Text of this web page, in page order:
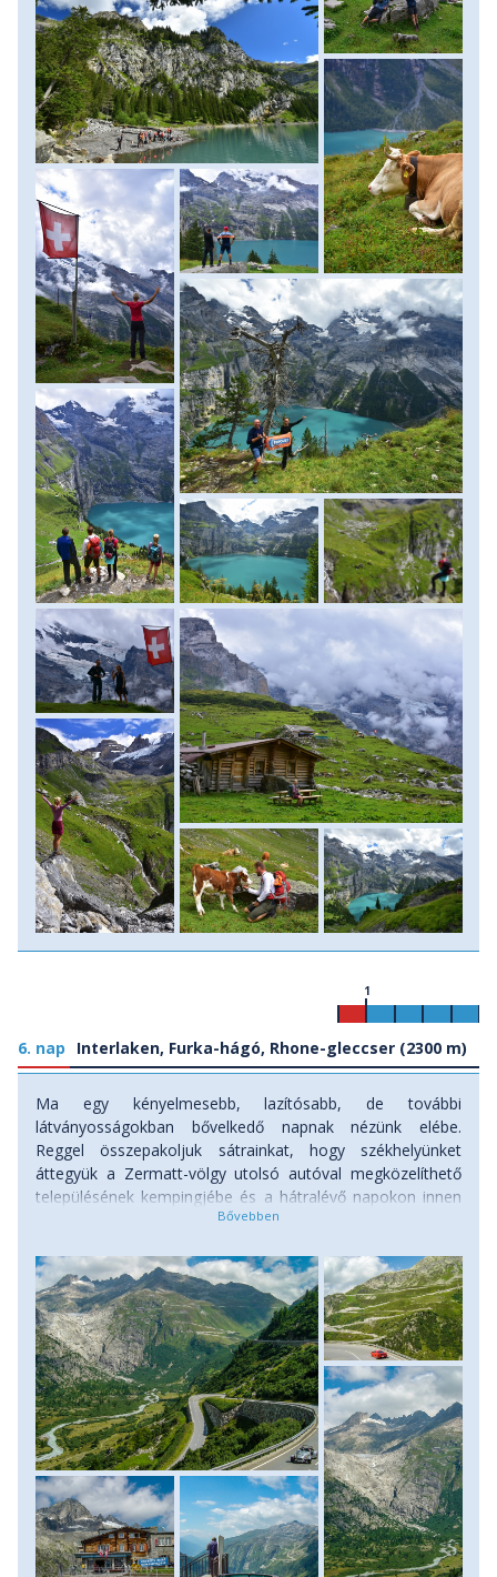
óra) Szállás: kemping.
6. nap Interlaken, Furka-hágó, Rhone-gleccser (2300 m)
1
Ma egy kényelmesebb, lazítósabb, de további
látványosságokban bővelkedő napnak nézünk elébe.
Reggel összepakoljuk sátrainkat, hogy székhelyünket
áttegyük a Zermatt-völgy utolsó autóval megközelíthető
településének kempingjébe és a hátralévő napokon innen
tegyünk remek csillagtúrákat. Útközben az apróbb
térségében fekvő Gletsch falu fölötti Rhone-gleccsernél
tartunk, hiszen Európában sehol nem lehet ennél közelebb
autóúton gleccsert megközelíteni. A Rhone folyó
forrásának számító gleccser mintegy 1300 métert
húzódott vissza az elmúlt 120 évben, az utóbbi években
nyaranta különleges fényvisszaverő fehér takarókkal
vonják be, mely az olvadást akár 70%- kal lassíthatja. A
felszínen mormotákra „vadászunk”, majd a gleccserbe fúrt
alagútban tett sétánk során különleges fehéres-kékes
jégvilágba (Rhone Glacier Ice Grotto) csöppenünk. A kék
ezer árnyalatában tett „fürdőnk” után folytatjuk utunkat
Täsch apró településének kempingjéig, ahol a kora délutáni
órákban igyekszünk tábort verni. Szállás: kemping.